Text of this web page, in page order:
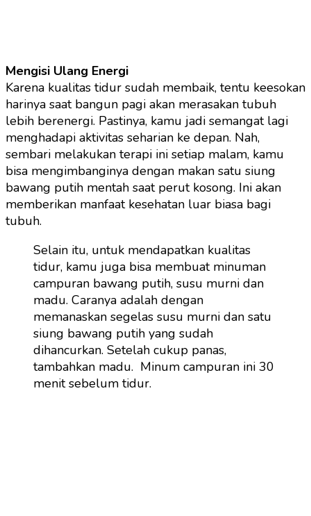
Mengisi Ulang Energi
Karena kualitas tidur sudah membaik, tentu keesokan
harinya saat bangun pagi akan merasakan tubuh
lebih berenergi. Pastinya, kamu jadi semangat lagi
menghadapi aktivitas seharian ke depan. Nah,
sembari melakukan terapi ini setiap malam, kamu
bisa mengimbanginya dengan makan satu siung
bawang putih mentah saat perut kosong. Ini akan
memberikan manfaat kesehatan luar biasa bagi
tubuh.
Selain itu, untuk mendapatkan kualitas
tidur, kamu juga bisa membuat minuman
campuran bawang putih, susu murni dan
madu. Caranya adalah dengan
memanaskan segelas susu murni dan satu
siung bawang putih yang sudah
dihancurkan. Setelah cukup panas,
tambahkan madu. Minum campuran ini 30
menit sebelum tidur.